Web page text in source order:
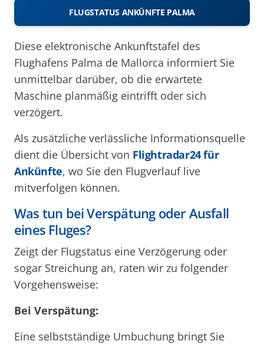
FLUGSTATUS ANKÜNFTE PALMA
Diese elektronische Ankunftstafel des
Flughafens Palma de Mallorca informiert Sie
unmittelbar darüber, ob die erwartete
Maschine planmäßig eintrifft oder sich
verzögert.
Als zusätzliche verlässliche Informationsquelle
dient die Übersicht von Flightradar24 für
Ankünfte, wo Sie den Flugverlauf live
mitverfolgen können.
Was tun bei Verspätung oder Ausfall
eines Fluges?
Zeigt der Flugstatus eine Verzögerung oder
sogar Streichung an, raten wir zu folgender
Vorgehensweise:
Bei Verspätung:
Eine selbstständige Umbuchung bringt Sie